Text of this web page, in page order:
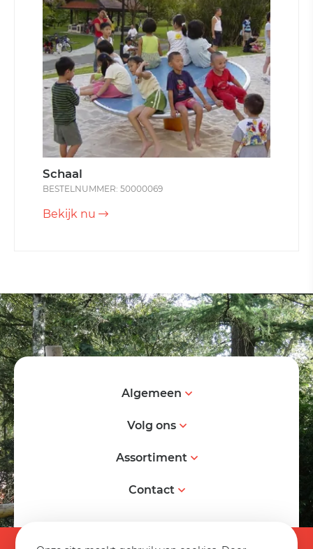
Schaal
BESTELNUMMER: 50000069
Bekijk nu
Algemeen
Volg ons
Assortiment
Contact